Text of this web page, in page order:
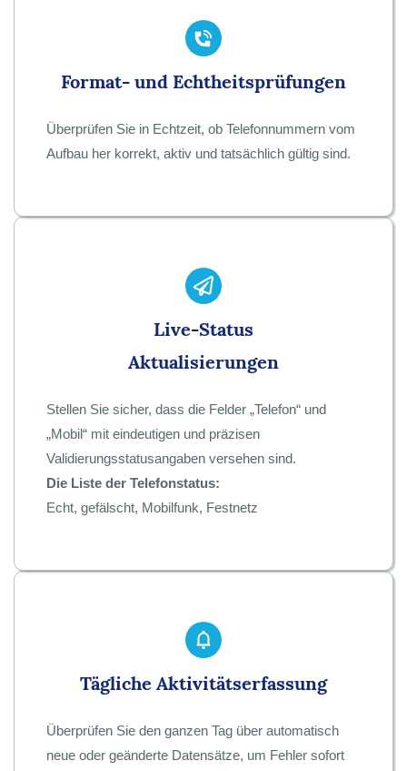
Format- und Echtheitsprüfungen
Überprüfen Sie in Echtzeit, ob Telefonnummern vom
Aufbau her korrekt, aktiv und tatsächlich gültig sind.
Live-Status
Aktualisierungen
Stellen Sie sicher, dass die Felder „Telefon“ und
„Mobil“ mit eindeutigen und präzisen
Validierungsstatusangaben versehen sind.
Die Liste der Telefonstatus:
Echt, gefälscht, Mobilfunk, Festnetz
Tägliche Aktivitätserfassung
Überprüfen Sie den ganzen Tag über automatisch
neue oder geänderte Datensätze, um Fehler sofort